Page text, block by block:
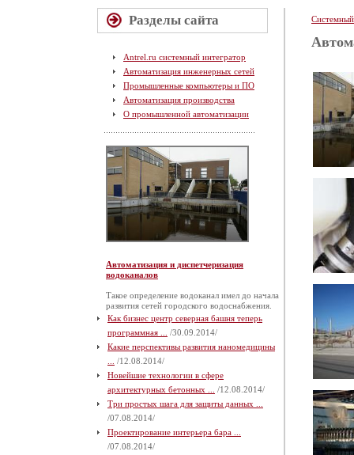
Разделы сайта
Antrel.ru системный интегратор
Автоматизация инженерных сетей
Промышленные компьютеры и ПО
Автоматизация производства
О промышленной автоматизации
Автоматизация и диспетчеризация
водоканалов
Такое определение водоканал имел до начала
развития сетей городского водоснабжения.
Как бизнес центр северная башня теперь
программная ...
/30.09.2014/
Какие перспективы развития наномедицины
/12.08.2014/
Новейшие технологии в сфере
архитектурных бетонных ...
/12.08.2014/
Три простых шага для защиты данных ...
/07.08.2014/
Проектирование интерьера бара ...
/07.08.2014/